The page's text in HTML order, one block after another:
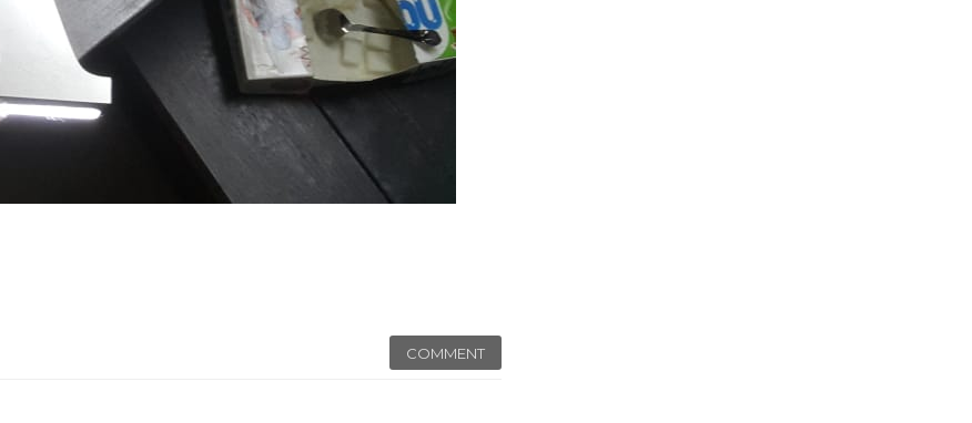
COMMENT